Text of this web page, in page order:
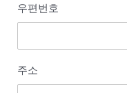
우편번호
주소